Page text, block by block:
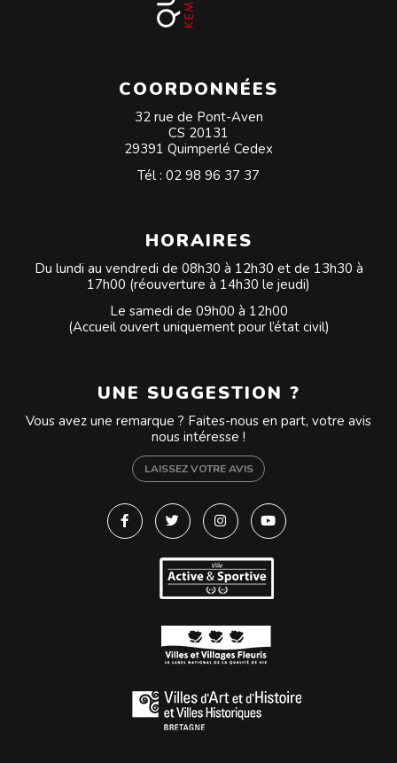
COORDONNÉES
32 rue de Pont-Aven
CS 20131
29391 Quimperlé Cedex
Tél : 02 98 96 37 37
HORAIRES
Du lundi au vendredi de 08h30 à 12h30 et de 13h30 à
17h00 (réouverture à 14h30 le jeudi)
Le samedi de 09h00 à 12h00
(Accueil ouvert uniquement pour l’état civil)
UNE SUGGESTION ?
Vous avez une remarque ? Faites-nous en part, votre avis
nous intéresse !
LAISSEZ VOTRE AVIS
Lien vers le compte Facebook
Lien vers le compte Twitter
Lien vers le compte
Lien vers la chaîne